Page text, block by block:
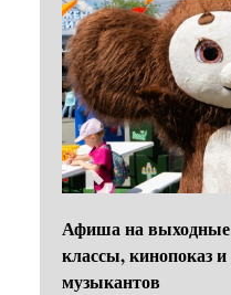
Афиша на выходные
классы, кинопоказ
музыкантов